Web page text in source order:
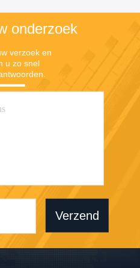
onderzoek
verzoek en
u zo snel
Verzend